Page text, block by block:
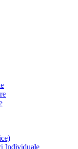
Individuale